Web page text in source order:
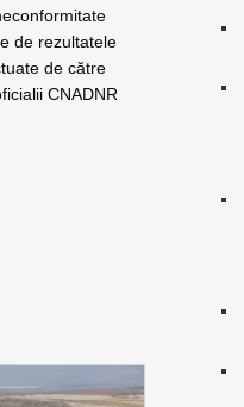
de rezultatele
de către
CNADNR